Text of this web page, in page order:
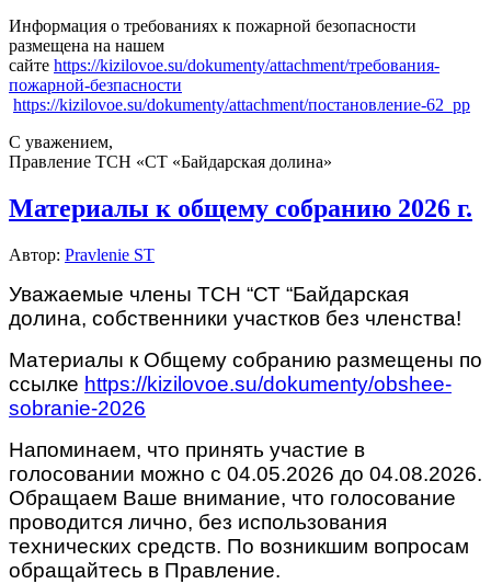
Информация о требованиях к пожарной безопасности
размещена на нашем
сайте https://kizilovoe.su/dokumenty/attachment/требования-
пожарной-безпасности
https://kizilovoe.su/dokumenty/attachment/постановление-62_pp
С уважением,
Правление ТСН «СТ «Байдарская долина»
Материалы к общему собранию 2026 г.
Автор: Pravlenie ST
Уважаемые члены ТСН “СТ “Байдарская
долина, собственники участков без членства!
Материалы к Общему собранию размещены по
ссылке https://kizilovoe.su/dokumenty/obshee-
sobranie-2026
Напоминаем, что принять участие в
голосовании можно с 04.05.2026 до 04.08.2026.
Обращаем Ваше внимание, что голосование
проводится лично, без использования
технических средств. По возникшим вопросам
обращайтесь в Правление.